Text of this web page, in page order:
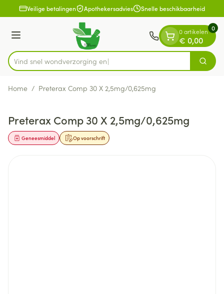
Ga naar de inhoud
1 van 1Veilige betalingen Apothekersadvies Snelle beschikbaarheid
Menu
Product, merk, categorie...
Vind snel wondverz Zoek
0 artikelen
€ 0,00
0
Home / Preterax Comp 30 X 2,5mg/0,625mg
Preterax Comp 30 X 2,5mg/0,625mg
Op voorschrift
Geneesmiddel